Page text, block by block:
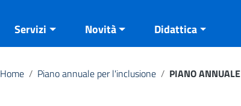
Servizi Novità Didattica
Home / Piano annuale per l'inclusione / PIANO